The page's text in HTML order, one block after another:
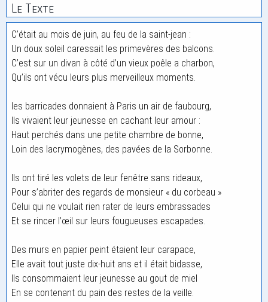
Le Texte
C’était au mois de juin, au feu de la saint-jean :
Un doux soleil caressait les primevères des balcons.
C’est sur un divan à côté d’un vieux poêle a charbon,
Qu’ils ont vécu leurs plus merveilleux moments.
les barricades donnaient à Paris un air de faubourg,
Ils vivaient leur jeunesse en cachant leur amour :
Haut perchés dans une petite chambre de bonne,
Loin des lacrymogènes, des pavées de la Sorbonne.
Ils ont tiré les volets de leur fenêtre sans rideaux,
Pour s’abriter des regards de monsieur « du corbeau »
Celui qui ne voulait rien rater de leurs embrassades
Et se rincer l’œil sur leurs fougueuses escapades.
Des murs en papier peint étaient leur carapace,
Elle avait tout juste dix-huit ans et il était bidasse,
Ils consommaient leur jeunesse au gout de miel
En se contenant du pain des restes de la veille.